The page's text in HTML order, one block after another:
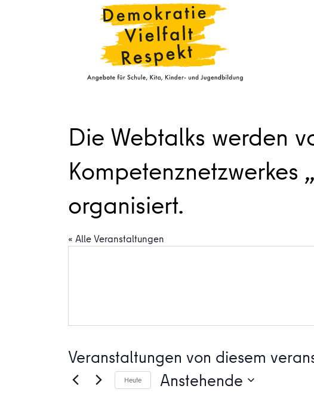
Die Webtalks werden
Kompetenznetzwerkes
organisiert.
« Alle Veranstaltungen
Veranstaltungen von diesem
Heute Anstehende